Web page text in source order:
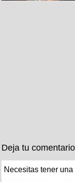
Deja tu comentario
Necesitas tener